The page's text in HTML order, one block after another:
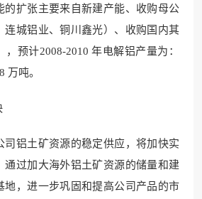
的扩张主要来自新建产能、收购母公
连城铝业、铜川鑫光）、收购国内其
预计2008-2010 年电解铝产量为：
万吨。
司铝土矿资源的稳定供应，将加快实
通过加大海外铝土矿资源的储量和建
地，进一步巩固和提高公司产品的市